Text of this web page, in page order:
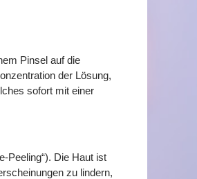
Pinsel auf die
der Lösung,
sofort mit einer
Peeling“). Die Haut ist
zu lindern,